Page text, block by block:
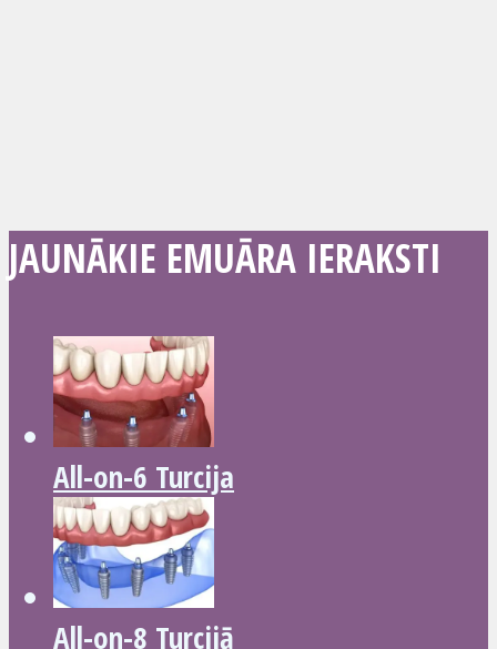
JAUNĀKIE EMUĀRA IERAKSTI
All-on-6 Turcija
All-on-8 Turcijā